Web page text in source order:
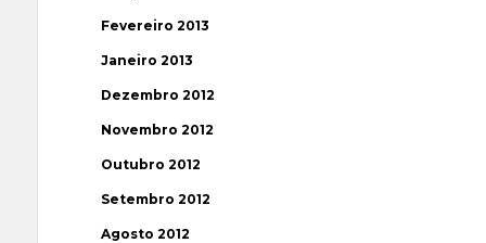
Fevereiro 2013
Janeiro 2013
Dezembro 2012
Novembro 2012
Outubro 2012
Setembro 2012
Agosto 2012